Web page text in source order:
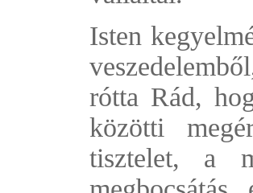
Isten
rótta Rád,
közötti
tisztelet, a